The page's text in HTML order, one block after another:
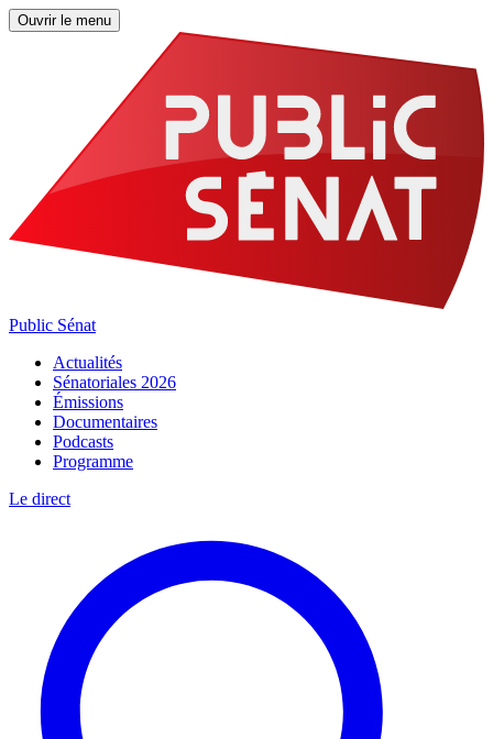
Ouvrir le menu
Public Sénat
Actualités
Sénatoriales 2026
Émissions
Documentaires
Podcasts
Programme
Le direct